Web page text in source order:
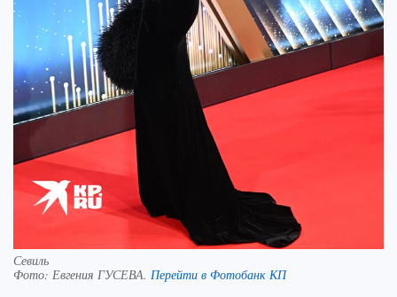
Севиль
Фото: Евгения ГУСЕВА. Перейти в Фотобанк КП